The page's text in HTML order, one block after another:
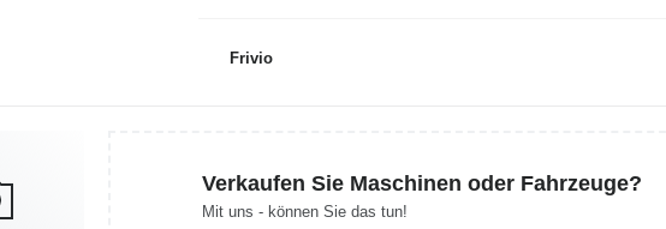
Frivio
Verkaufen Sie Maschinen oder Fahrzeuge?
Mit uns - können Sie das tun!